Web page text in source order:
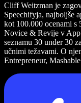
Cliff Weitzman je
Speechifyja, najboljše
kot 100.000 ocenami s
Novice & Revije v App
seznamu 30 under 30
učnimi težavami. O
Entrepreneur,